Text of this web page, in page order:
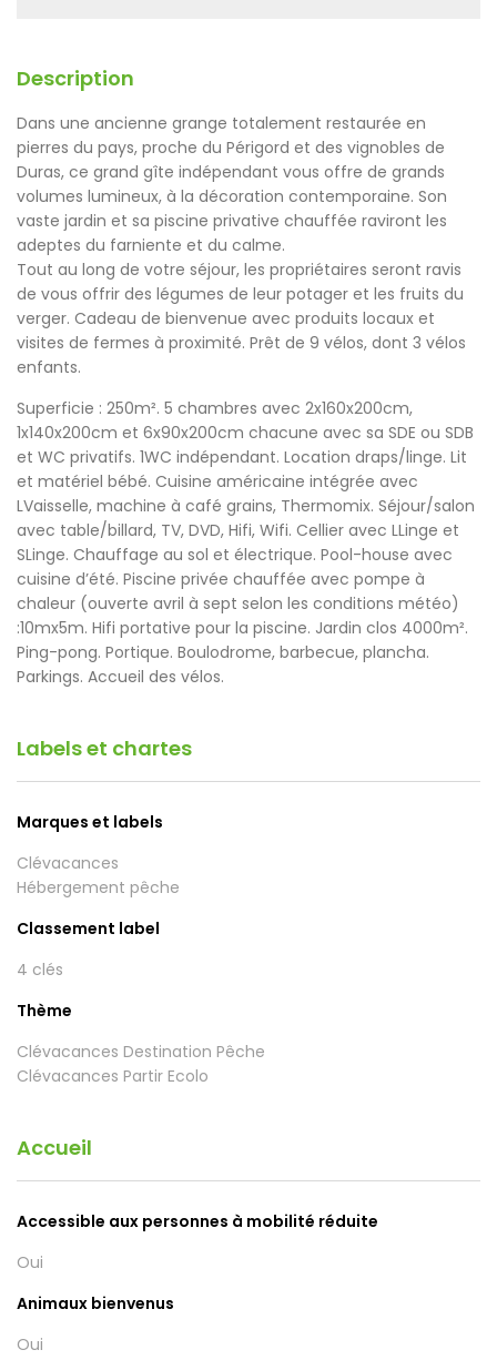
Description
Dans une ancienne grange totalement restaurée en
pierres du pays, proche du Périgord et des vignobles de
Duras, ce grand gîte indépendant vous offre de grands
volumes lumineux, à la décoration contemporaine. Son
vaste jardin et sa piscine privative chauffée raviront les
adeptes du farniente et du calme.
Tout au long de votre séjour, les propriétaires seront ravis
de vous offrir des légumes de leur potager et les fruits du
verger. Cadeau de bienvenue avec produits locaux et
visites de fermes à proximité. Prêt de 9 vélos, dont 3 vélos
enfants.
Superficie : 250m². 5 chambres avec 2x160x200cm,
1x140x200cm et 6x90x200cm chacune avec sa SDE ou SDB
et WC privatifs. 1WC indépendant. Location draps/linge. Lit
et matériel bébé. Cuisine américaine intégrée avec
LVaisselle, machine à café grains, Thermomix. Séjour/salon
avec table/billard, TV, DVD, Hifi, Wifi. Cellier avec LLinge et
SLinge. Chauffage au sol et électrique. Pool-house avec
cuisine d’été. Piscine privée chauffée avec pompe à
chaleur (ouverte avril à sept selon les conditions météo)
:10mx5m. Hifi portative pour la piscine. Jardin clos 4000m².
Ping-pong. Portique. Boulodrome, barbecue, plancha.
Parkings. Accueil des vélos.
Labels et chartes
Marques et labels
Clévacances
Hébergement pêche
Classement label
4 clés
Thème
Clévacances Destination Pêche
Clévacances Partir Ecolo
Accueil
Accessible aux personnes à mobilité réduite
Oui
Animaux bienvenus
Oui